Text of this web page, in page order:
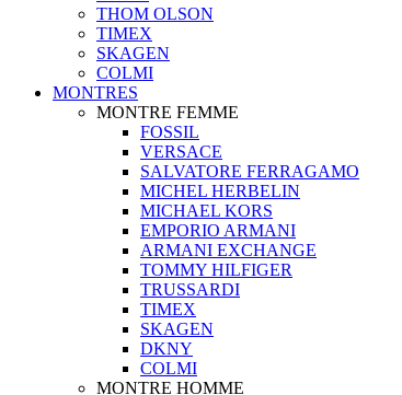
THOM OLSON
TIMEX
SKAGEN
COLMI
MONTRES
MONTRE FEMME
FOSSIL
VERSACE
SALVATORE FERRAGAMO
MICHEL HERBELIN
MICHAEL KORS
EMPORIO ARMANI
ARMANI EXCHANGE
TOMMY HILFIGER
TRUSSARDI
TIMEX
SKAGEN
DKNY
COLMI
MONTRE HOMME